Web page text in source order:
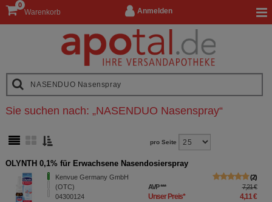
Anmelden
Warenkorb
0
Sie suchen nach: „NASENDUO Nasenspray“
pro Seite
OLYNTH 0,1% für Erwachsene Nasendosierspray
Kenvue Germany GmbH
(OTC)
04300124
2
AVP*** 7,21 €
Unser Preis* 4,11 €